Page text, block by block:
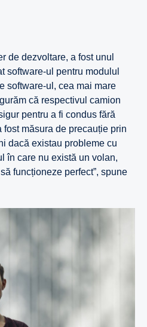
de dezvoltare, a fost unul
software-ul pentru modulul
software-ul, cea mai mare
că respectivul camion
pentru a fi condus fără
măsura de precauție prin
dacă existau probleme cu
în care nu există un volan,
funcționeze perfect”, spune